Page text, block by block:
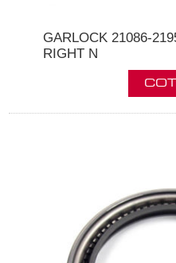
GARLOCK 21086-
RIGHT N